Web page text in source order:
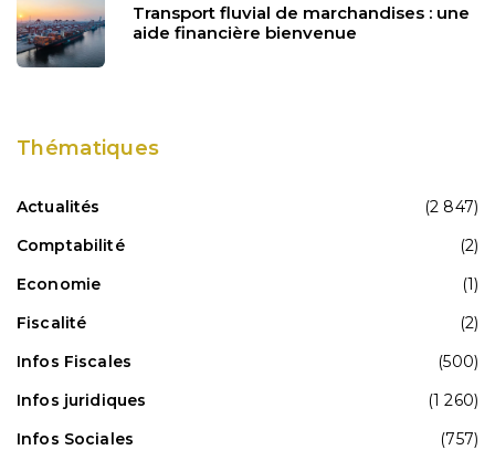
Transport fluvial de marchandises : une
aide financière bienvenue
Thématiques
Actualités
(2 847)
Comptabilité
(2)
Economie
(1)
Fiscalité
(2)
Infos Fiscales
(500)
Infos juridiques
(1 260)
Infos Sociales
(757)